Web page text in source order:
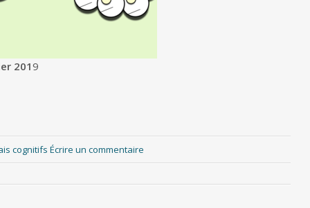
2019
cognitifs Écrire un commentaire